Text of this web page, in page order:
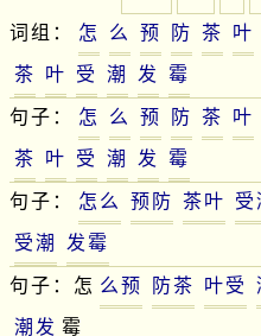
词组： 怎 么 预 防 茶 叶
茶 叶 受 潮 发 霉
句子： 怎 么 预 防 茶 叶
茶 叶 受 潮 发 霉
句子： 怎么 预防 茶叶 受
受潮 发霉
句子：怎 么预 防茶 叶受
潮发 霉